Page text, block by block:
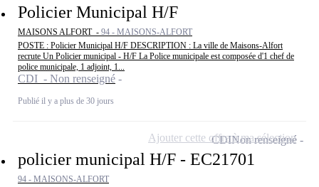
Policier Municipal H/F
MAISONS ALFORT - 94 - MAISONS-ALFORT
POSTE : Policier Municipal H/F DESCRIPTION : La ville de Maisons-Alfort
recrute Un Policier municipal - H/F La Police municipale est composée d'1 chef de
police municipale, 1 adjoint, 1...
CDI - Non renseigné
Publié il y a plus de 30 jours
policier municipal H/F - EC21701
94 - MAISONS-ALFORT
CDINon renseigné
Ajouter cette offre à ma sélection